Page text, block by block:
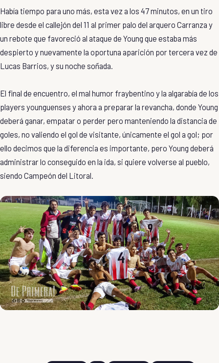
Había tiempo para uno más, esta vez a los 47 minutos, en un tiro
libre desde el callejón del 11 al primer palo del arquero Carranza y
un rebote que favoreció al ataque de Young que estaba más
despierto y nuevamente la oportuna aparición por tercera vez de
Lucas Barrios, y su noche soñada.
El final de encuentro, el mal humor fraybentino y la algarabía de los
players younguenses y ahora a preparar la revancha, donde Young
deberá ganar, empatar o perder pero manteniendo la distancia de
goles, no valiendo el gol de visitante, únicamente el gol a gol; por
ello decimos que la diferencia es importante, pero Young deberá
administrar lo conseguido en la ida, si quiere volverse al pueblo,
siendo Campeón del Litoral.